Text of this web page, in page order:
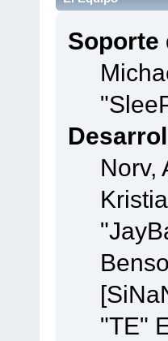
Soporte
Norv,
"TE"